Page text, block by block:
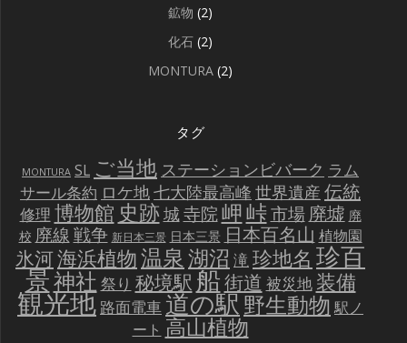
鉱物 (2)
化石 (2)
MONTURA (2)
タグ
MONTURA SL ご当地 ステーションビバーク ラム
サール条約 ロケ地七大陸最高峰 世界遺産 伝統
修理 博物館 史跡城寺院岬峠市場 廃墟 廃
校 廃線戦争 新日本三景 日本三景 日本百名山 植物園
氷河海浜植物温泉湖沼 滝珍地名 珍百
景神社 祭り 秘境駅船街道 被災地 装備
観光地 路面電車道の駅野生動物 駅ノ
ート 高山植物